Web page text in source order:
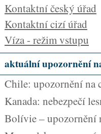
Kontaktní český úřad
Kontaktní cizí úřad
Víza - režim vstupu
aktuální upozornění
Chile: upozornění na
Kanada: nebezpečí
Bolívie – upozornění